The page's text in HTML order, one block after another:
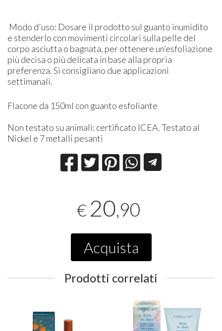
Modo d'uso: Dosare il prodotto sul guanto inumidito
e stenderlo con movimenti circolari sulla pelle del
corpo asciutta o bagnata, per ottenere un’esfoliazione
più decisa o più delicata in base alla propria
preferenza. Si consigliano due applicazioni
settimanali.
Flacone da 150ml con guanto esfoliante
Non testato su animali: certificato ICEA. Testato al
Nickel e 7 metalli pesanti
€ 20,90
Acquista
Prodotti correlati